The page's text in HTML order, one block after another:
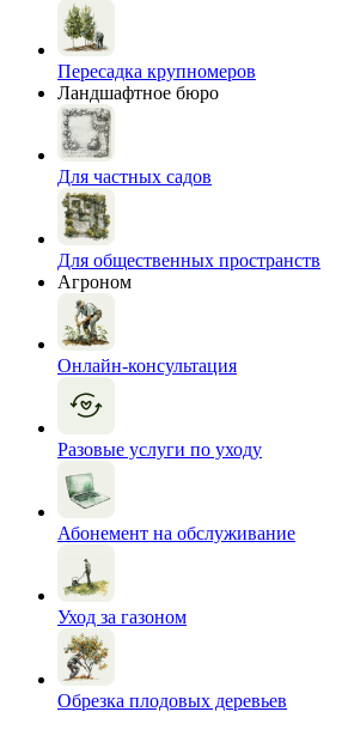
Пересадка крупномеров
Ландшафтное бюро
Для частных садов
Для общественных пространств
Агроном
Онлайн-консультация
Разовые услуги по уходу
Абонемент на обслуживание
Уход за газоном
Обрезка плодовых деревьев